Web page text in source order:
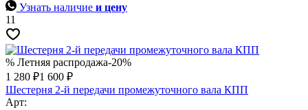
Узнать наличие и цену
11
% Летняя распродажа-20%
1 280 ₽1 600 ₽
Шестерня 2-й передачи промежуточного вала КПП
Арт: